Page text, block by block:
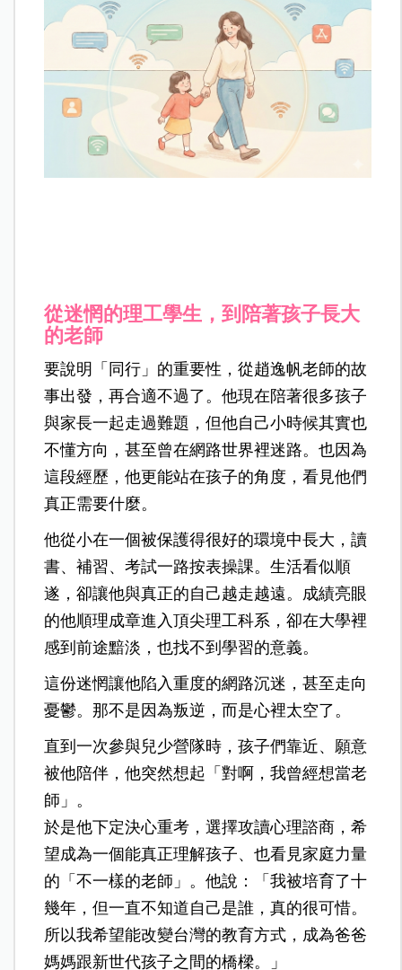
從迷惘的理工學生，到陪著孩子長大
的老師
要說明「同行」的重要性，從趙逸帆老師的故
事出發，再合適不過了。他現在陪著很多孩子
與家長一起走過難題，但他自己小時候其實也
不懂方向，甚至曾在網路世界裡迷路。也因為
這段經歷，他更能站在孩子的角度，看見他們
真正需要什麼。
他從小在一個被保護得很好的環境中長大，讀
書、補習、考試一路按表操課。生活看似順
遂，卻讓他與真正的自己越走越遠。成績亮眼
的他順理成章進入頂尖理工科系，卻在大學裡
感到前途黯淡，也找不到學習的意義。
這份迷惘讓他陷入重度的網路沉迷，甚至走向
憂鬱。那不是因為叛逆，而是心裡太空了。
直到一次參與兒少營隊時，孩子們靠近、願意
被他陪伴，他突然想起「對啊，我曾經想當老
師」。
於是他下定決心重考，選擇攻讀心理諮商，希
望成為一個能真正理解孩子、也看見家庭力量
的「不一樣的老師」。他說：「我被培育了十
幾年，但一直不知道自己是誰，真的很可惜。
所以我希望能改變台灣的教育方式，成為爸爸
媽媽跟新世代孩子之間的橋樑。」